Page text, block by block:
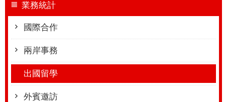
業務統計
國際合作
兩岸事務
出國留學
外賓邀訪